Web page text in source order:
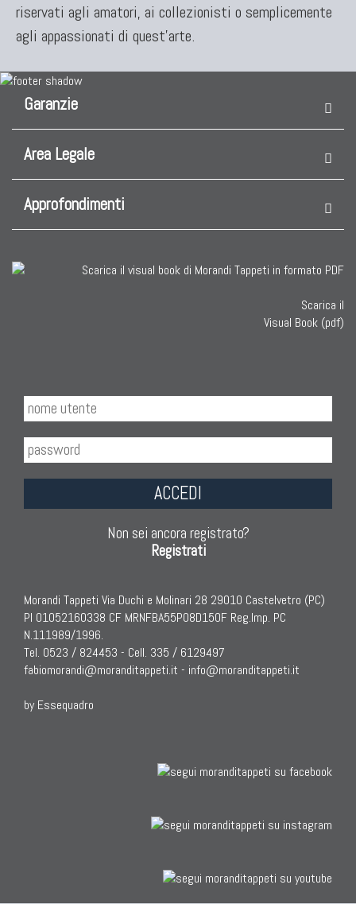
Tappeti Turcomanni Antichi
Tappeti Agra Antichi E Antica Asia
KILIM
Kilim Vecchi E Antichi
Kilim Nuovi
Nuovissimi Kilim India
Tappeti Beluci
Tappeti Dal Mondo
riservati agli amatori, ai collezionisti o semplicemente
agli appassionati di quest'arte.
Garanzie
Area Legale
Approfondimenti
Scarica il
Visual Book (pdf)
ACCEDI
Non sei ancora registrato?
Registrati
Morandi Tappeti Via Duchi e Molinari 28 29010 Castelvetro (PC)
PI 01052160338 CF MRNFBA55P08D150F Reg.Imp. PC
N.111989/1996.
Tel. 0523 / 824453 - Cell. 335 / 6129497
fabiomorandi@moranditappeti.it - info@moranditappeti.it
by Essequadro